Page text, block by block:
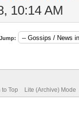
10:14 AM
to Top Lite (Archive) Mode